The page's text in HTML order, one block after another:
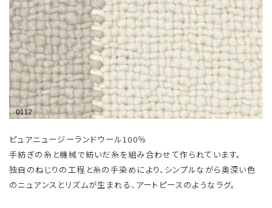
ピュアニュージーランドウール100％
手紡ぎの糸と機械で紡いだ糸を組み合わせて作られています。
独自のねじりの工程と糸の手染めにより、シンプルながら奥深い色
のニュアンスとリズムが生まれる、アートピースのようなラグ。